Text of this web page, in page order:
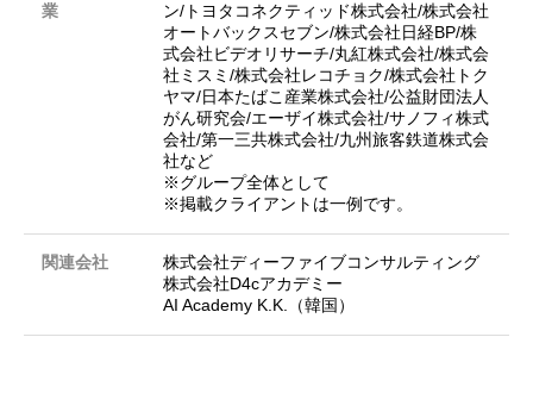
業
ン/トヨタコネクティッド株式会社/株式会社
オートバックスセブン/株式会社日経BP/株
式会社ビデオリサーチ/丸紅株式会社/株式会
社ミスミ/株式会社レコチョク/株式会社トク
ヤマ/日本たばこ産業株式会社/公益財団法人
がん研究会/エーザイ株式会社/サノフィ株式
会社/第一三共株式会社/九州旅客鉄道株式会
社など
※グループ全体として
※掲載クライアントは一例です。
関連会社
株式会社ディーファイブコンサルティング
株式会社D4cアカデミー
AI Academy K.K.（韓国）